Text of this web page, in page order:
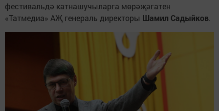
фестивальдә катнашучыларга мөрәҗәгатен
«Татмедиа» АҖ генераль директоры Шамил Садыйков.